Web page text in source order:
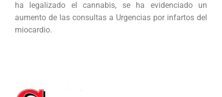
ha legalizado el cannabis, se ha evidenciado un
aumento de las consultas a Urgencias por infartos del
miocardio.